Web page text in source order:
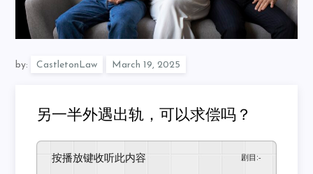
by: CastletonLaw
另一半外遇出轨，可以求偿吗？
按播放键收听此内容 剧目 :-